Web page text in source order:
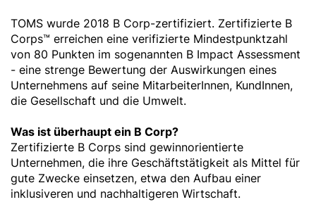
TOMS wurde 2018 B Corp-zertifiziert. Zertifizierte B
Corps™ erreichen eine verifizierte Mindestpunktzahl
von 80 Punkten im sogenannten B Impact Assessment
- eine strenge Bewertung der Auswirkungen eines
Unternehmens auf seine MitarbeiterInnen, KundInnen,
die Gesellschaft und die Umwelt.
Was ist überhaupt ein B Corp?
Zertifizierte B Corps sind gewinnorientierte
Unternehmen, die ihre Geschäftstätigkeit als Mittel für
gute Zwecke einsetzen, etwa den Aufbau einer
inklusiveren und nachhaltigeren Wirtschaft.